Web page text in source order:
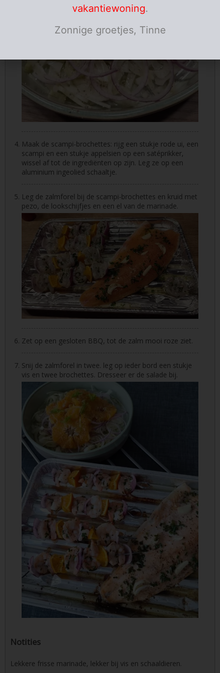
Maak de scampi-brochettes: rijg een stukje rode ui, een
scampi en een stukje appelsien op een satéprikker,
wissel af tot de ingrediënten op zijn. Leg ze op een
aluminium ingeolied schaaltje.
Leg de zalmforel bij de scampi-brochettes en kruid met
pezo, de lookschijfjes en een el van de marinade.
Zet op een gesloten BBQ, tot de zalm mooi roze ziet.
Snij de zalmforel in twee. leg op ieder bord een stukje
vis en twee brochettes. Dresseer er de salade bij.
Notities
Lekkere frisse marinade, lekker bij vis en schaaldieren.
vakantiewoning.
Zonnige groetjes, Tinne